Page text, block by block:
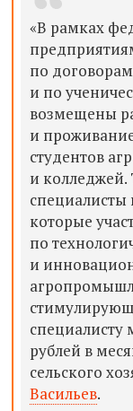
«В рамках
по
и по
возмещены
и
студентов
и
специалисты
которые
по
и
специалисту
рублей в
сельского
Васильев.